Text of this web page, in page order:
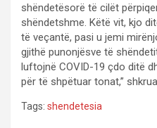
shëndetësorë të cilët
shëndetshme. Këtë vit, kjo
të veçantë, pasi u jemi
gjithë punonjësve të
luftojnë COVID-19 çdo ditë
për të shpëtuar tonat,”
Tags: shendetesia